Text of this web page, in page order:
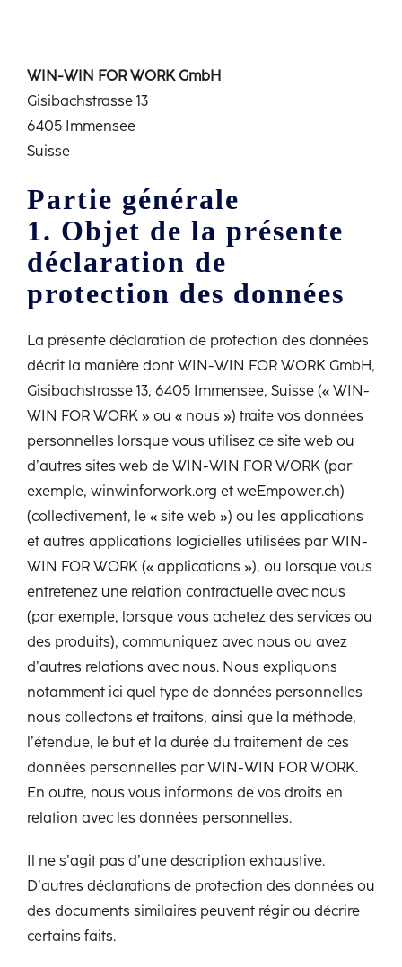
WIN-WIN FOR WORK GmbH
Gisibachstrasse 13
6405 Immensee
Suisse
Partie générale
1. Objet de la présente
déclaration de
protection des données
La présente déclaration de protection des données
décrit la manière dont WIN-WIN FOR WORK GmbH,
Gisibachstrasse 13, 6405 Immensee, Suisse (« WIN-
WIN FOR WORK » ou « nous ») traite vos données
personnelles lorsque vous utilisez ce site web ou
d’autres sites web de WIN-WIN FOR WORK (par
exemple, winwinforwork.org et weEmpower.ch)
(collectivement, le « site web ») ou les applications
et autres applications logicielles utilisées par WIN-
WIN FOR WORK (« applications »), ou lorsque vous
entretenez une relation contractuelle avec nous
(par exemple, lorsque vous achetez des services ou
des produits), communiquez avec nous ou avez
d’autres relations avec nous. Nous expliquons
notamment ici quel type de données personnelles
nous collectons et traitons, ainsi que la méthode,
l’étendue, le but et la durée du traitement de ces
données personnelles par WIN-WIN FOR WORK.
En outre, nous vous informons de vos droits en
relation avec les données personnelles.
Il ne s’agit pas d’une description exhaustive.
D’autres déclarations de protection des données ou
des documents similaires peuvent régir ou décrire
certains faits.